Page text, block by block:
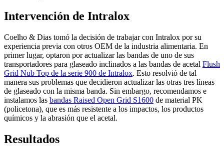
Intervención de Intralox
Coelho & Dias tomó la decisión de trabajar con Intralox por su
experiencia previa con otros OEM de la industria alimentaria. En
primer lugar, optaron por actualizar las bandas de uno de sus
transportadores para glaseado inclinados a las bandas de acetal Flush
Grid Nub Top de la serie 900 de Intralox. Esto resolvió de tal
manera sus problemas que decidieron actualizar las otras tres líneas
de glaseado con la misma banda. Sin embargo, recomendamos e
instalamos las bandas Raised Open Grid S1600 de material PK
(policetona), que es más resistente a los impactos, los productos
químicos y la abrasión que el acetal.
Resultados